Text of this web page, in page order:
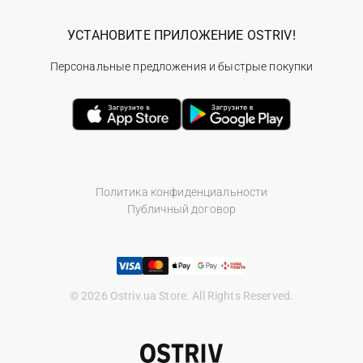
Политика конфиденциальности
Публичный договор
© 2026 Ostriv.ua Store. All Rights Reserved.
УСТАНОВИТЕ ПРИЛОЖЕНИЕ OSTRIV!
Персональные предложения и быстрые покупки